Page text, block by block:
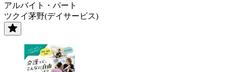
アルバイト・パート
ツクイ茅野(デイサービス)